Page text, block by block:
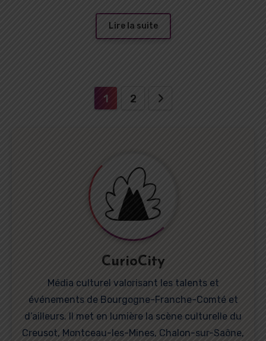
Lire la suite
Pagination
1 2
CurioCity
Média culturel valorisant les talents et
événements de Bourgogne-Franche-Comté et
d’ailleurs. Il met en lumière la scène culturelle du
Creusot, Montceau-les-Mines, Chalon-sur-Saône,